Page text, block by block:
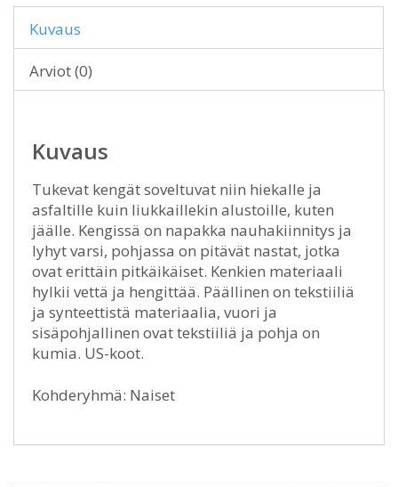
Kuvaus
Arviot (0)
Kuvaus
Tukevat kengät soveltuvat niin hiekalle ja
asfaltille kuin liukkaillekin alustoille, kuten
jäälle. Kengissä on napakka nauhakiinnitys ja
lyhyt varsi, pohjassa on pitävät nastat, jotka
ovat erittäin pitkäikäiset. Kenkien materiaali
hylkii vettä ja hengittää. Päällinen on tekstiiliä
ja synteettistä materiaalia, vuori ja
sisäpohjallinen ovat tekstiiliä ja pohja on
kumia. US-koot.
Kohderyhmä: Naiset